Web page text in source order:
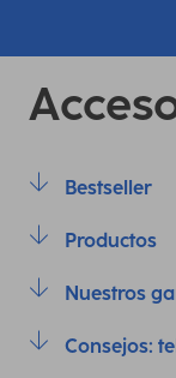
Bestseller
Productos
Nuestros
Consejos: